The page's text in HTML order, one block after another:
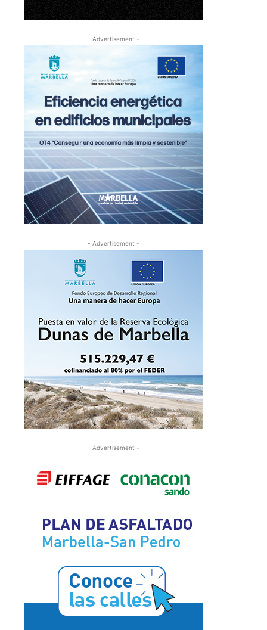
- Advertisement -
- Advertisement -
- Advertisement -